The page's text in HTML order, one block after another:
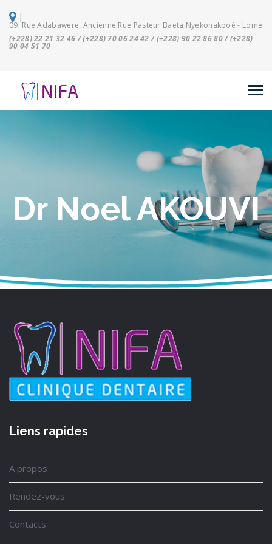
|
09, Rue Adabawere, Ancienne Rue Pasteur Baeta Nyékonakpoé - Lomé
(+228) 22 21 32 46 / (+228) 70 06 24 42 / (+228) 90 22 86 80 / (+228)
90 04 51 70
Dr Noel AKOUVI
Liens rapides
A propos
Rendez-vous
Contacts